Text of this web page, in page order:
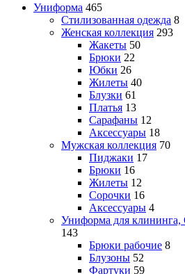
Униформа 465
Стилизованная одежда 8
Женская коллекция 293
Жакеты 50
Брюки 22
Юбки 26
Жилеты 40
Блузки 61
Платья 13
Сарафаны 12
Аксессуары 18
Мужская коллекция 70
Пиджаки 17
Брюки 16
Жилеты 12
Сорочки 16
Аксессуары 4
Униформа для
143
Брюки рабочие 8
Блузоны 52
Фартуки 59